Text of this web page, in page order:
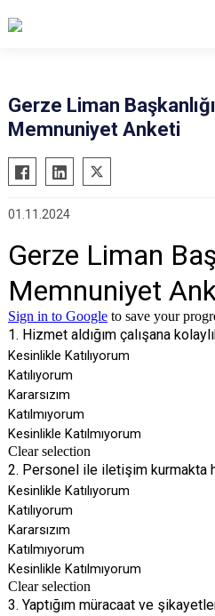
Ayancık
Boyabat
Durağan
Erfelek
Gerze
Saraydüzü
Türkeli
Gerze Liman Başkanlığı
Memnuniyet Anketi
01.11.2024